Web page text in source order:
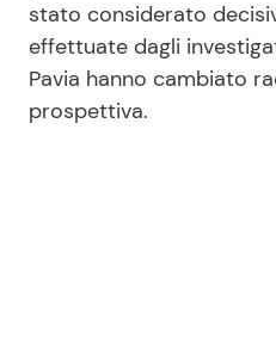
stato considerato
effettuate dagli
Pavia hanno cambiato
prospettiva.